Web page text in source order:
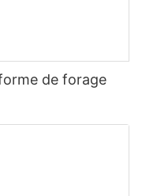
de forage